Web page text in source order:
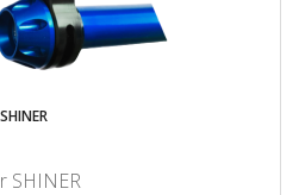
SHINER